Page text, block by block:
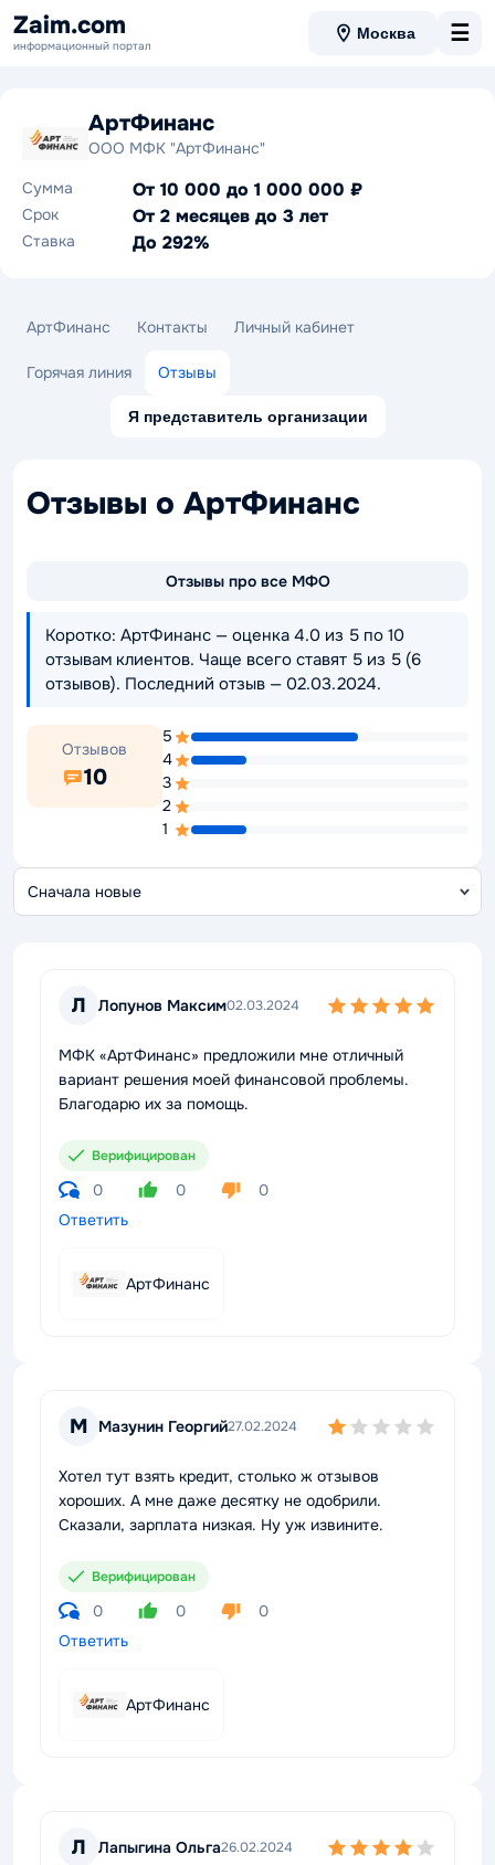
Zaim.com
информационный портал
Москва ☰
АртФинанс
ООО МФК "АртФинанс"
Сумма
От 10 000 до 1 000 000 ₽
Срок От 2 месяцев до 3 лет
Ставка До 292%
АртФинанс Контакты Личный кабинет
Горячая линия Отзывы
Я представитель организации
Отзывы о АртФинанс
Отзывы про все МФО
Коротко: АртФинанс — оценка 4.0 из 5 по 10
отзывам клиентов. Чаще всего ставят 5 из 5 (6
отзывов). Последний отзыв — 02.03.2024.
Отзывов
10
5
4
3
2
1
Л Лопунов Максим02.03.2024
МФК «АртФинанс» предложили мне отличный
вариант решения моей финансовой проблемы.
Благодарю их за помощь.
Верифицирован
0 0
0
Ответить
АртФинанс
М Мазунин Георгий27.02.2024
Хотел тут взять кредит, столько ж отзывов
хороших. А мне даже десятку не одобрили.
Сказали, зарплата низкая. Ну уж извините.
Верифицирован
0 0
0
Ответить
АртФинанс
Л Лапыгина Ольга26.02.2024